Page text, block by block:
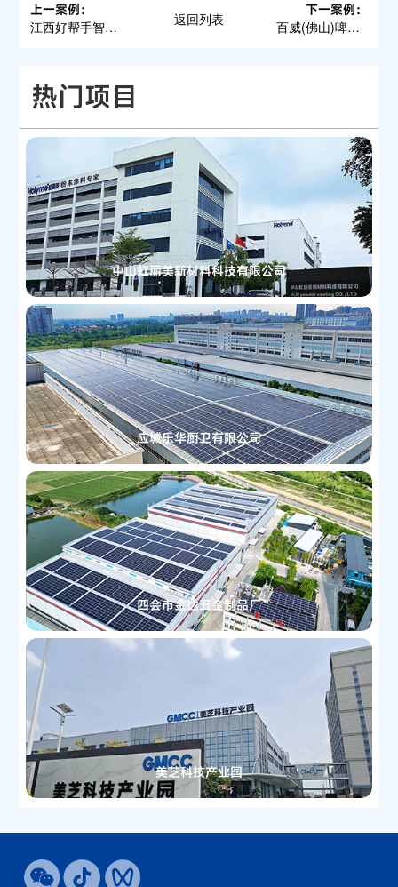
上一案例：
江西好帮手智慧园 返回列表 下一案例：
百威(佛山)啤酒有限公司
热门项目
中山虹丽美新材料科技有限公司
应城乐华厨卫有限公司
四会市金达五金制品厂
美芝科技产业园